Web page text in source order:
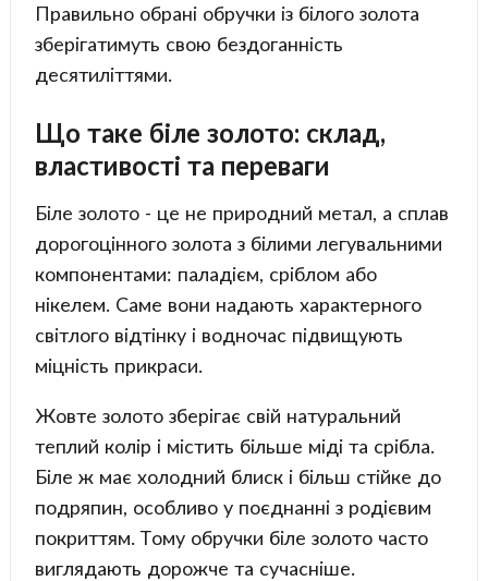
Правильно обрані обручки із білого золота
зберігатимуть свою бездоганність
десятиліттями.
Що таке біле золото: склад,
властивості та переваги
Біле золото - це не природний метал, а сплав
дорогоцінного золота з білими легувальними
компонентами: паладієм, сріблом або
нікелем. Саме вони надають характерного
світлого відтінку і водночас підвищують
міцність прикраси.
Жовте золото зберігає свій натуральний
теплий колір і містить більше міді та срібла.
Біле ж має холодний блиск і більш стійке до
подряпин, особливо у поєднанні з родієвим
покриттям. Тому обручки біле золото часто
виглядають дорожче та сучасніше.